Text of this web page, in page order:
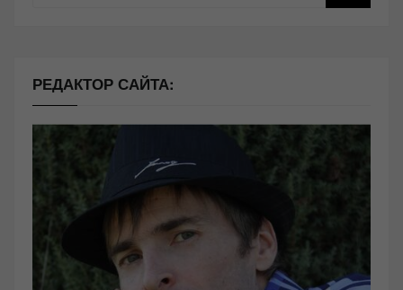
РЕДАКТОР САЙТА: